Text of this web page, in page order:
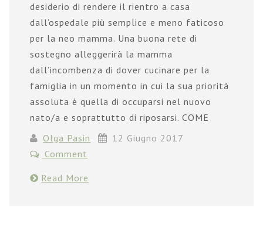
desiderio di rendere il rientro a casa
dall’ospedale più semplice e meno faticoso
per la neo mamma. Una buona rete di
sostegno alleggerirà la mamma
dall’incombenza di dover cucinare per la
famiglia in un momento in cui la sua priorità
assoluta è quella di occuparsi nel nuovo
nato/a e soprattutto di riposarsi. COME
Olga Pasin
12 Giugno 2017
Comment
Read More